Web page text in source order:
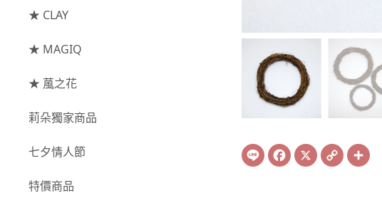
- 庭園玫瑰
- 其他玫瑰
主花
菊花
-
蘭花⧸大理花
康乃馨
提籃
★ CLAY
★ MAGIQ
★ 葻之花
莉朵獨家商品
七夕情人節
特價商品
Line Facebook
X Copy
Link